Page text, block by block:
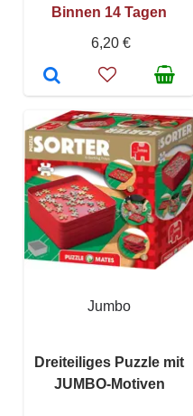
Binnen 14 Tagen
6,20 €
Jumbo
Dreiteiliges Puzzle mit
JUMBO-Motiven